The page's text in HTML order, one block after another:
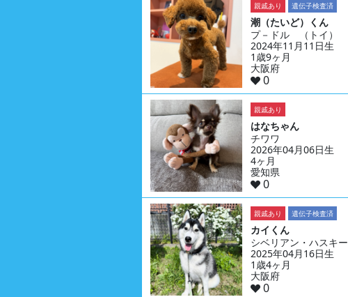
親戚あり 遺伝子検査済
潮（たいど）くん
プ－ドル （トイ）
2024年11月11日生
1歳9ヶ月
大阪府
0
親戚あり
はなちゃん
チワワ
2026年04月06日生
4ヶ月
愛知県
0
親戚あり 遺伝子検査済
カイくん
シベリアン・ハスキー
2025年04月16日生
1歳4ヶ月
大阪府
0